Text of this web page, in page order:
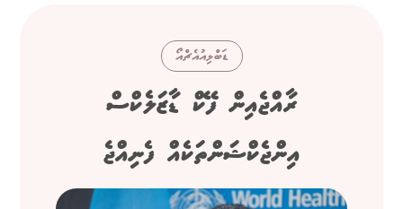
ޑަބްލިއުއެޗްއޯ
ރާއްޖެއިން ފޭކް ޑާޒަލެކްސް
އިންޖެކްޝަންތަކެއް ފެނިއްޖެ